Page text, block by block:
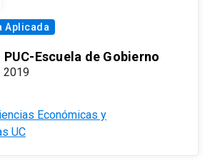
Aplicada
Escuela de Gobierno
2019
Económicas y
UC